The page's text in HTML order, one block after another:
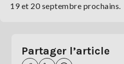
19 et 20 septembre prochains.
Partager l’article